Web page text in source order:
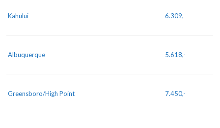
Kahului 6.309,-
Albuquerque 5.618,-
Greensboro/High Point 7.450,-